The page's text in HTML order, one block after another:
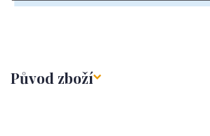
Původ zboží